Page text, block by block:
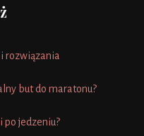
rozwiązania
but do maratonu?
po jedzeniu?